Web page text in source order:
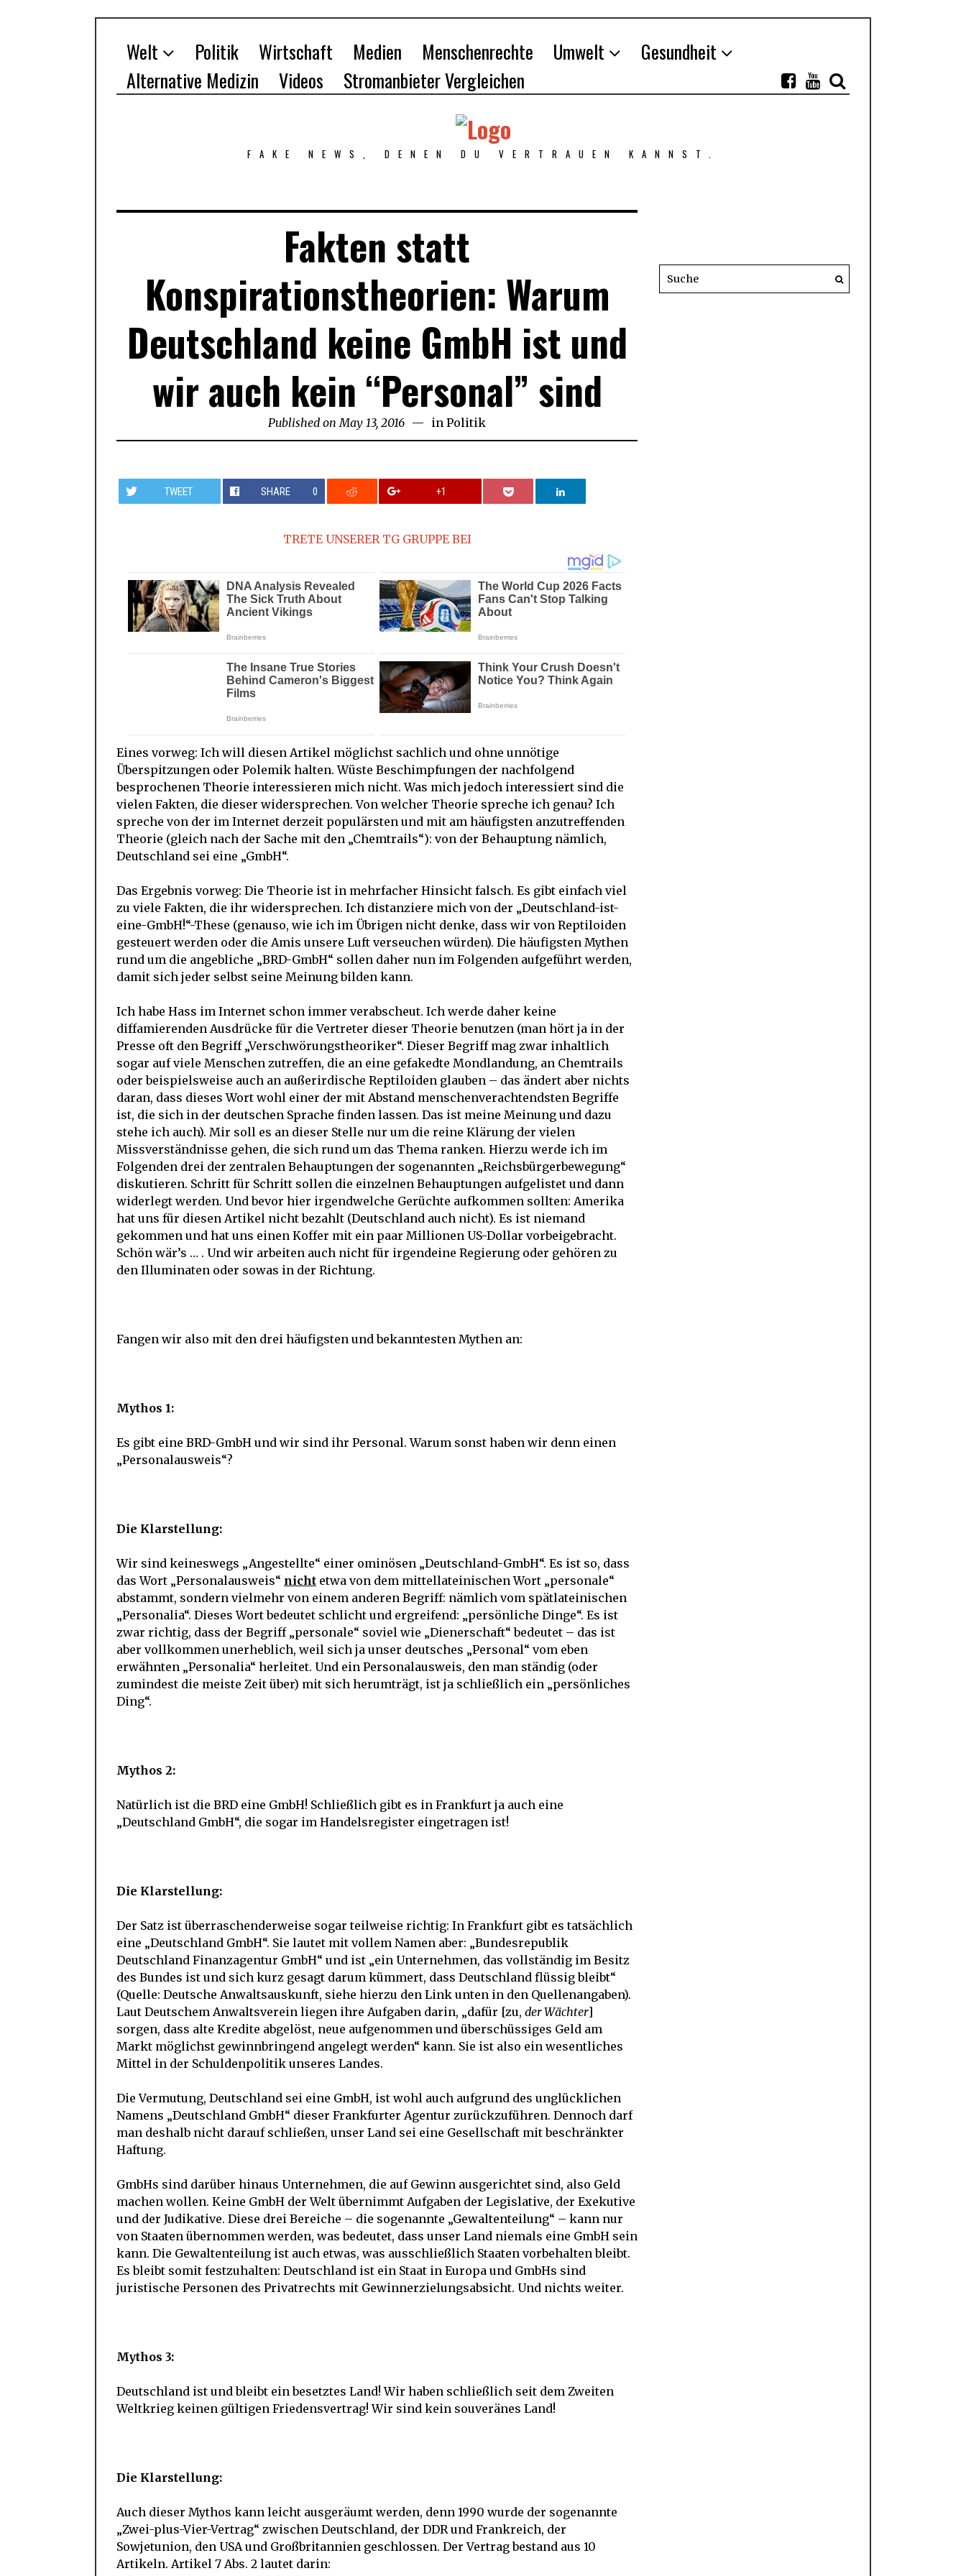
Welt Politik Wirtschaft Medien Menschenrechte Umwelt
Gesundheit
Alternative Medizin
Videos Stromanbieter Vergleichen
FAKE NEWS, DENEN DU VERTRAUEN KANNST.
Fakten statt
Konspirationstheorien: Warum
Deutschland keine GmbH ist und
wir auch kein “Personal” sind
Published on May 13, 2016 August
11,
in Politik
TWEET SHARE 0 +1
TRETE UNSERER TG GRUPPE BEI
Eines vorweg: Ich will diesen Artikel möglichst sachlich und ohne unnötige
Überspitzungen oder Polemik halten. Wüste Beschimpfungen der nachfolgend
besprochenen Theorie interessieren mich nicht. Was mich jedoch interessiert sind die
vielen Fakten, die dieser widersprechen. Von welcher Theorie spreche ich genau? Ich
spreche von der im Internet derzeit populärsten und mit am häufigsten anzutreffenden
Theorie (gleich nach der Sache mit den „Chemtrails“): von der Behauptung nämlich,
Deutschland sei eine „GmbH“.
Das Ergebnis vorweg: Die Theorie ist in mehrfacher Hinsicht falsch. Es gibt einfach viel
zu viele Fakten, die ihr widersprechen. Ich distanziere mich von der „Deutschland-ist-
eine-GmbH!“-These (genauso, wie ich im Übrigen nicht denke, dass wir von Reptiloiden
gesteuert werden oder die Amis unsere Luft verseuchen würden). Die häufigsten Mythen
rund um die angebliche „BRD-GmbH“ sollen daher nun im Folgenden aufgeführt werden,
damit sich jeder selbst seine Meinung bilden kann.
Ich habe Hass im Internet schon immer verabscheut. Ich werde daher keine
diffamierenden Ausdrücke für die Vertreter dieser Theorie benutzen (man hört ja in der
Presse oft den Begriff „Verschwörungstheoriker“. Dieser Begriff mag zwar inhaltlich
sogar auf viele Menschen zutreffen, die an eine gefakedte Mondlandung, an Chemtrails
oder beispielsweise auch an außerirdische Reptiloiden glauben – das ändert aber nichts
daran, dass dieses Wort wohl einer der mit Abstand menschenverachtendsten Begriffe
ist, die sich in der deutschen Sprache finden lassen. Das ist meine Meinung und dazu
stehe ich auch). Mir soll es an dieser Stelle nur um die reine Klärung der vielen
Missverständnisse gehen, die sich rund um das Thema ranken. Hierzu werde ich im
Folgenden drei der zentralen Behauptungen der sogenannten „Reichsbürgerbewegung“
diskutieren. Schritt für Schritt sollen die einzelnen Behauptungen aufgelistet und dann
widerlegt werden. Und bevor hier irgendwelche Gerüchte aufkommen sollten: Amerika
hat uns für diesen Artikel nicht bezahlt (Deutschland auch nicht). Es ist niemand
gekommen und hat uns einen Koffer mit ein paar Millionen US-Dollar vorbeigebracht.
Schön wär’s … . Und wir arbeiten auch nicht für irgendeine Regierung oder gehören zu
den Illuminaten oder sowas in der Richtung.
Fangen wir also mit den drei häufigsten und bekanntesten Mythen an:
Mythos 1:
Es gibt eine BRD-GmbH und wir sind ihr Personal. Warum sonst haben wir denn einen
„Personalausweis“?
Die Klarstellung:
Wir sind keineswegs „Angestellte“ einer ominösen „Deutschland-GmbH“. Es ist so, dass
das Wort „Personalausweis“ nicht etwa von dem mittellateinischen Wort „personale“
abstammt, sondern vielmehr von einem anderen Begriff: nämlich vom spätlateinischen
„Personalia“. Dieses Wort bedeutet schlicht und ergreifend: „persönliche Dinge“. Es ist
zwar richtig, dass der Begriff „personale“ soviel wie „Dienerschaft“ bedeutet – das ist
aber vollkommen unerheblich, weil sich ja unser deutsches „Personal“ vom eben
erwähnten „Personalia“ herleitet. Und ein Personalausweis, den man ständig (oder
zumindest die meiste Zeit über) mit sich herumträgt, ist ja schließlich ein „persönliches
Ding“.
Mythos 2:
Natürlich ist die BRD eine GmbH! Schließlich gibt es in Frankfurt ja auch eine
„Deutschland GmbH“, die sogar im Handelsregister eingetragen ist!
Die Klarstellung:
Der Satz ist überraschenderweise sogar teilweise richtig: In Frankfurt gibt es tatsächlich
eine „Deutschland GmbH“. Sie lautet mit vollem Namen aber: „Bundesrepublik
Deutschland Finanzagentur GmbH“ und ist „ein Unternehmen, das vollständig im Besitz
des Bundes ist und sich kurz gesagt darum kümmert, dass Deutschland flüssig bleibt“
(Quelle: Deutsche Anwaltsauskunft, siehe hierzu den Link unten in den Quellenangaben).
Laut Deutschem Anwaltsverein liegen ihre Aufgaben darin, „dafür [zu, der Wächter]
sorgen, dass alte Kredite abgelöst, neue aufgenommen und überschüssiges Geld am
Markt möglichst gewinnbringend angelegt werden“ kann. Sie ist also ein wesentliches
Mittel in der Schuldenpolitik unseres Landes.
Die Vermutung, Deutschland sei eine GmbH, ist wohl auch aufgrund des unglücklichen
Namens „Deutschland GmbH“ dieser Frankfurter Agentur zurückzuführen. Dennoch darf
man deshalb nicht darauf schließen, unser Land sei eine Gesellschaft mit beschränkter
Haftung.
GmbHs sind darüber hinaus Unternehmen, die auf Gewinn ausgerichtet sind, also Geld
machen wollen. Keine GmbH der Welt übernimmt Aufgaben der Legislative, der Exekutive
und der Judikative. Diese drei Bereiche – die sogenannte „Gewaltenteilung“ – kann nur
von Staaten übernommen werden, was bedeutet, dass unser Land niemals eine GmbH sein
kann. Die Gewaltenteilung ist auch etwas, was ausschließlich Staaten vorbehalten bleibt.
Es bleibt somit festzuhalten: Deutschland ist ein Staat in Europa und GmbHs sind
juristische Personen des Privatrechts mit Gewinnerzielungsabsicht. Und nichts weiter.
Mythos 3:
Deutschland ist und bleibt ein besetztes Land! Wir haben schließlich seit dem Zweiten
Weltkrieg keinen gültigen Friedensvertrag! Wir sind kein souveränes Land!
Die Klarstellung:
Auch dieser Mythos kann leicht ausgeräumt werden, denn 1990 wurde der sogenannte
„Zwei-plus-Vier-Vertrag“ zwischen Deutschland, der DDR und Frankreich, der
Sowjetunion, den USA und Großbritannien geschlossen. Der Vertrag bestand aus 10
Artikeln. Artikel 7 Abs. 2 lautet darin: